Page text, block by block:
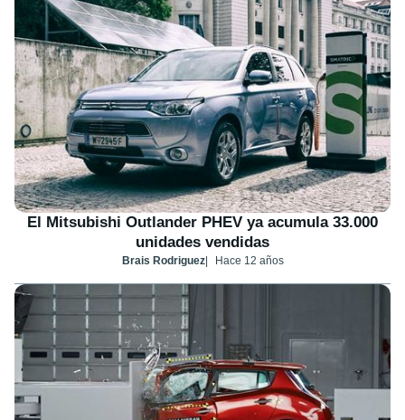
El Mitsubishi Outlander PHEV ya acumula 33.000
unidades vendidas
Brais Rodriguez Hace 12 años